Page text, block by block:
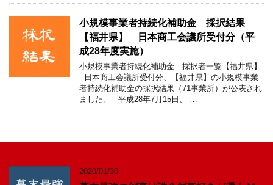
小規模事業者持続化補助金 採択結果
【福井県】 日本商工会議所受付分（平
成28年度実施）
小規模事業者持続化補助金 採択者一覧【福井県】
日本商工会議所受付分、【福井県】の小規模事業
者持続化補助金の採択結果（71事業所）が公表され
ました。 平成28年7月15日、 …
2020/01/30